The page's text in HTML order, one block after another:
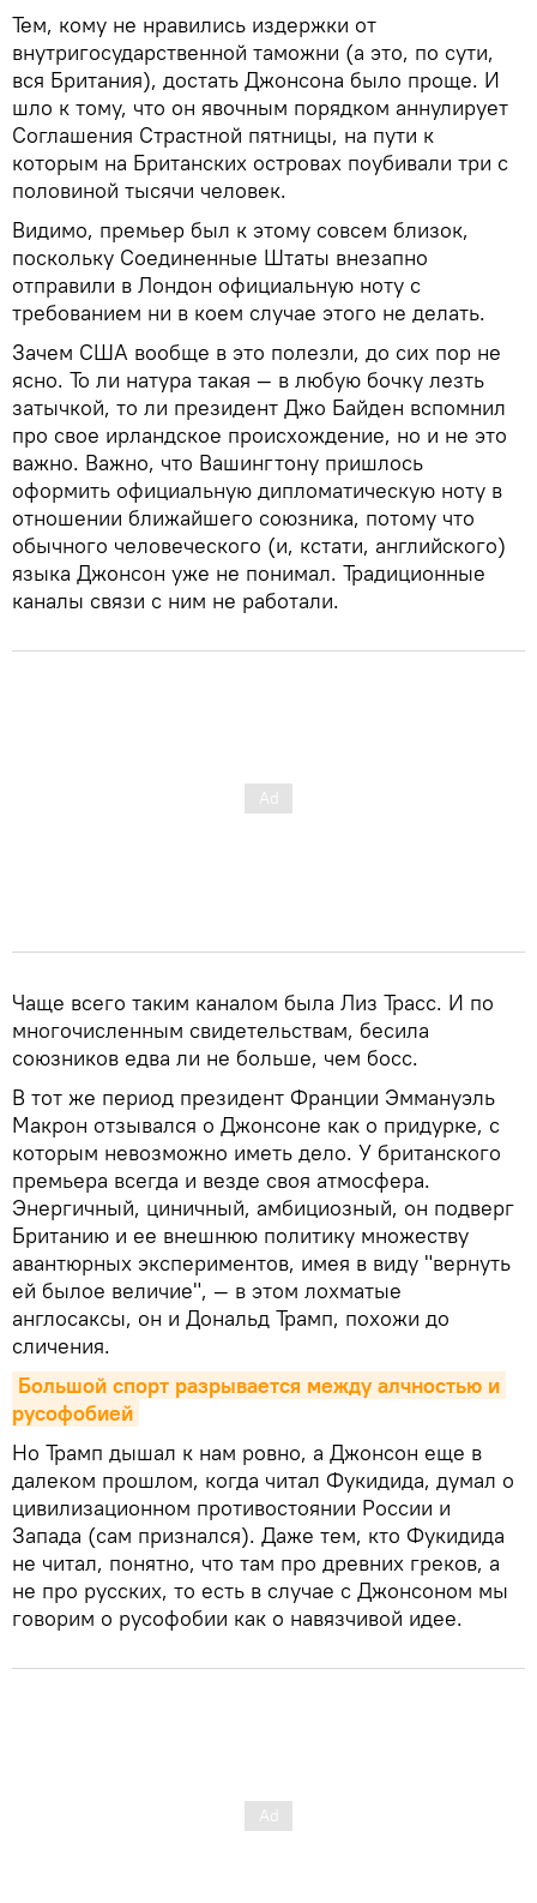
Тем, кому не нравились издержки от
внутригосударственной таможни (а это, по сути,
вся Британия), достать Джонсона было проще. И
шло к тому, что он явочным порядком аннулирует
Соглашения Страстной пятницы, на пути к
которым на Британских островах поубивали три с
половиной тысячи человек.
Видимо, премьер был к этому совсем близок,
поскольку Соединенные Штаты внезапно
отправили в Лондон официальную ноту с
требованием ни в коем случае этого не делать.
Зачем США вообще в это полезли, до сих пор не
ясно. То ли натура такая — в любую бочку лезть
затычкой, то ли президент Джо Байден вспомнил
про свое ирландское происхождение, но и не это
важно. Важно, что Вашингтону пришлось
оформить официальную дипломатическую ноту в
отношении ближайшего союзника, потому что
обычного человеческого (и, кстати, английского)
языка Джонсон уже не понимал. Традиционные
каналы связи с ним не работали.
Чаще всего таким каналом была Лиз Трасс. И по
многочисленным свидетельствам, бесила
союзников едва ли не больше, чем босс.
В тот же период президент Франции Эммануэль
Макрон отзывался о Джонсоне как о придурке, с
которым невозможно иметь дело. У британского
премьера всегда и везде своя атмосфера.
Энергичный, циничный, амбициозный, он подверг
Британию и ее внешнюю политику множеству
авантюрных экспериментов, имея в виду "вернуть
ей былое величие", — в этом лохматые
англосаксы, он и Дональд Трамп, похожи до
сличения.
Большой спорт разрывается между алчностью и
русофобией
Но Трамп дышал к нам ровно, а Джонсон еще в
далеком прошлом, когда читал Фукидида, думал о
цивилизационном противостоянии России и
Запада (сам признался). Даже тем, кто Фукидида
не читал, понятно, что там про древних греков, а
не про русских, то есть в случае с Джонсоном мы
говорим о русофобии как о навязчивой идее.